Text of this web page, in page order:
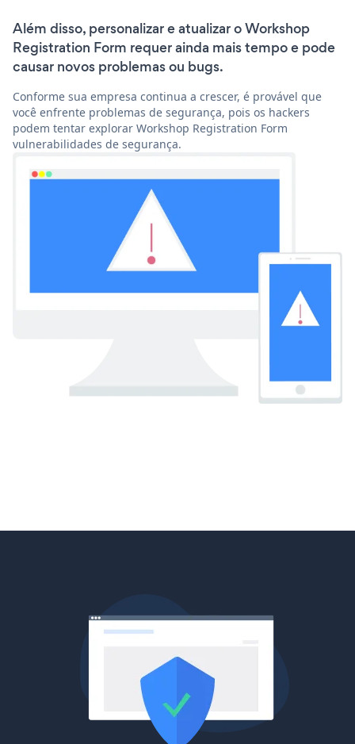
Além disso, personalizar e atualizar o Workshop
Registration Form requer ainda mais tempo e pode
causar novos problemas ou bugs.
Conforme sua empresa continua a crescer, é provável que
você enfrente problemas de segurança, pois os hackers
podem tentar explorar Workshop Registration Form
vulnerabilidades de segurança.